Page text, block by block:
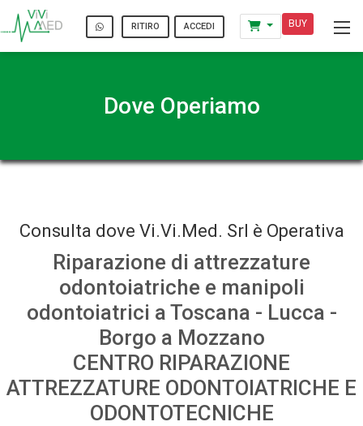
RITIRO ACCEDI BUY
Dove Operiamo
Consulta dove Vi.Vi.Med. Srl è Operativa
Riparazione di attrezzature
odontoiatriche e manipoli
odontoiatrici a Toscana - Lucca -
Borgo a Mozzano
CENTRO RIPARAZIONE
ATTREZZATURE ODONTOIATRICHE E
ODONTOTECNICHE